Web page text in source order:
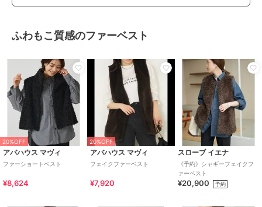
ふわもこ質感のファーベスト
20%OFF
アバハウス マヴィ
ファーショートベスト
¥8,624
20%OFF
アバハウス マヴィ
フェイクファーベスト
¥7,920
スローブ イエナ
《予約》シャギーフェイクフ
ァーベスト
¥20,900 予約